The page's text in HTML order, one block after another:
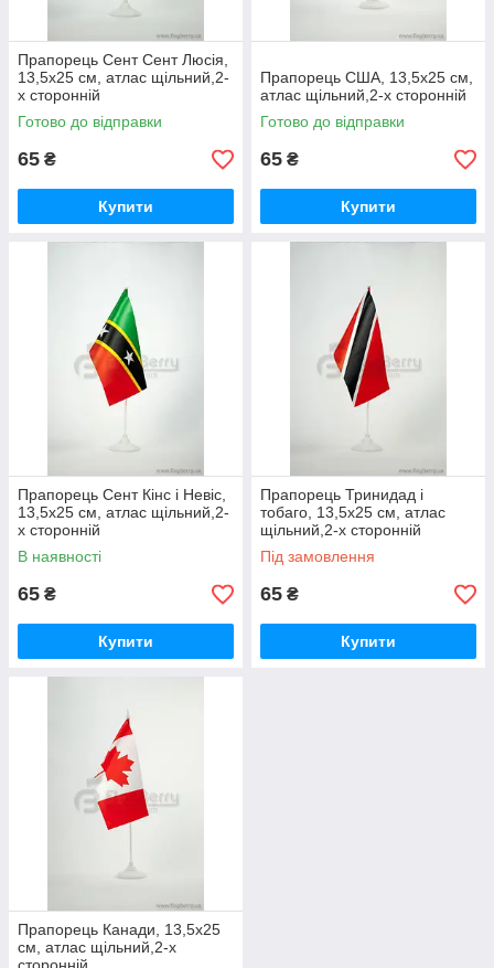
Прапорець Сент Сент Люсія,
13,5х25 см, атлас щільний,2-
х сторонній
Готово до відправки
65 ₴
Купити
Прапорець США, 13,5х25 см,
атлас щільний,2-х сторонній
Готово до відправки
65 ₴
Купити
Прапорець Сент Кінс і Невіс,
13,5х25 см, атлас щільний,2-
х сторонній
В наявності
65 ₴
Купити
Прапорець Тринидад і
тобаго, 13,5х25 см, атлас
щільний,2-х сторонній
Під замовлення
65 ₴
Купити
Прапорець Канади, 13,5х25
см, атлас щільний,2-х